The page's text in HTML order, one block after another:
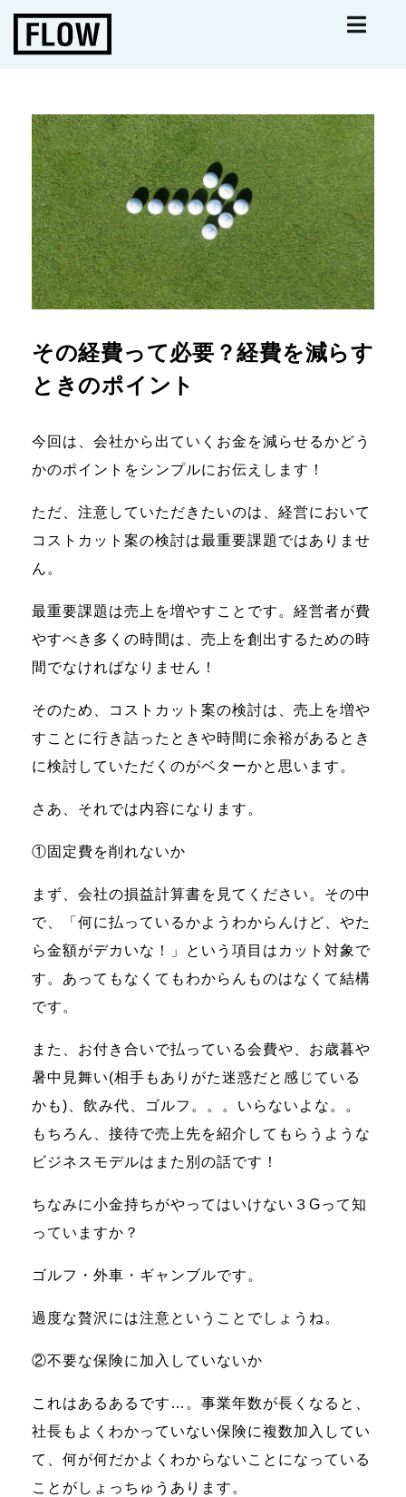
その経費って必要？経費を減らす
ときのポイント
今回は、会社から出ていくお金を減らせるかどう
かのポイントをシンプルにお伝えします！
ただ、注意していただきたいのは、経営において
コストカット案の検討は最重要課題ではありませ
ん。
最重要課題は売上を増やすことです。経営者が費
やすべき多くの時間は、売上を創出するための時
間でなければなりません！
そのため、コストカット案の検討は、売上を増や
すことに行き詰ったときや時間に余裕があるとき
に検討していただくのがベターかと思います。
さあ、それでは内容になります。
①固定費を削れないか
まず、会社の損益計算書を見てください。その中
で、「何に払っているかようわからんけど、やた
ら金額がデカいな！」という項目はカット対象で
す。あってもなくてもわからんものはなくて結構
です。
また、お付き合いで払っている会費や、お歳暮や
暑中見舞い(相手もありがた迷惑だと感じている
かも)、飲み代、ゴルフ。。。いらないよな。。
もちろん、接待で売上先を紹介してもらうような
ビジネスモデルはまた別の話です！
ちなみに小金持ちがやってはいけない３Gって知
っていますか？
ゴルフ・外車・ギャンブルです。
過度な贅沢には注意ということでしょうね。
②不要な保険に加入していないか
これはあるあるです…。事業年数が長くなると、
社長もよくわかっていない保険に複数加入してい
て、何が何だかよくわからないことになっている
ことがしょっちゅうあります。